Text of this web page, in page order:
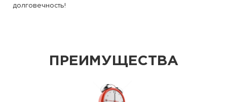
долговечность!
ПРЕИМУЩЕСТВА